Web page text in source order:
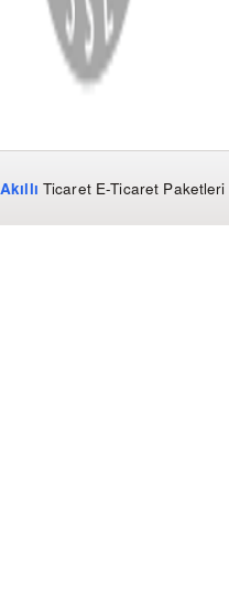
Akıllı Ticaret E-Ticaret Paketleri